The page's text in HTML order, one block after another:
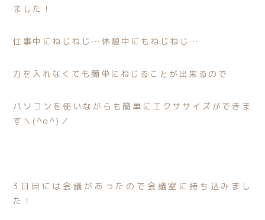
ました！
仕事中にねじねじ…休憩中にもねじねじ…
力を入れなくても簡単にねじることが出来るので
パソコンを使いながらも簡単にエクササイズができま
す＼(^o^)／
3日目には会議があったので会議室に持ち込みまし
た！